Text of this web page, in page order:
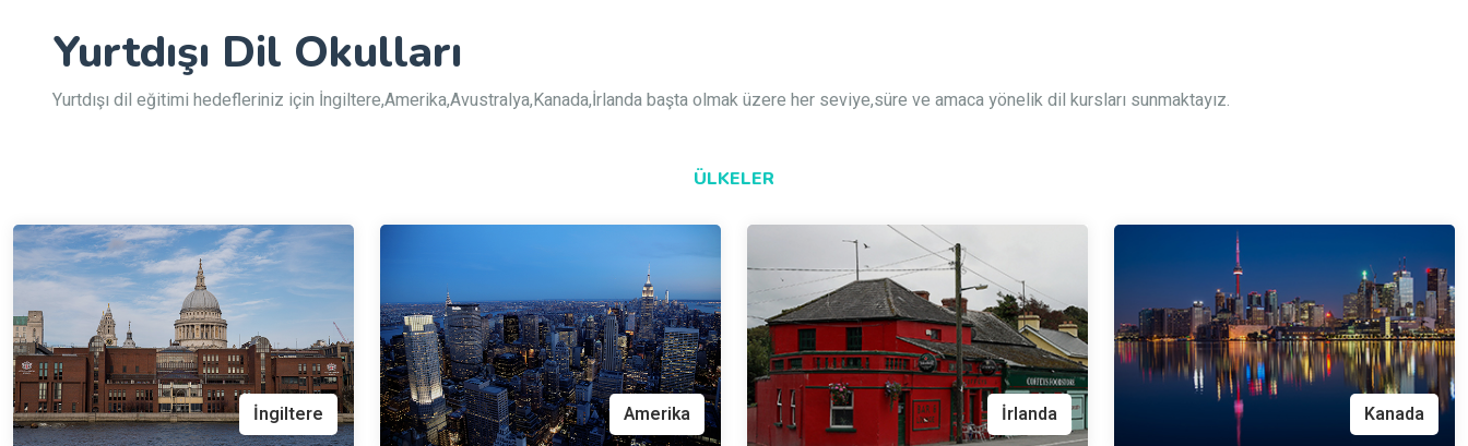
Yurtdışı Dil Okulları
Yurtdışı dil eğitimi hedefleriniz için İngiltere,Amerika,Avustralya,Kanada,İrlanda başta olmak üzere her seviye,süre ve amaca yönelik dil kursları sunmaktayız.
ÜLKELER
İngiltere Amerika İrlanda Kanada